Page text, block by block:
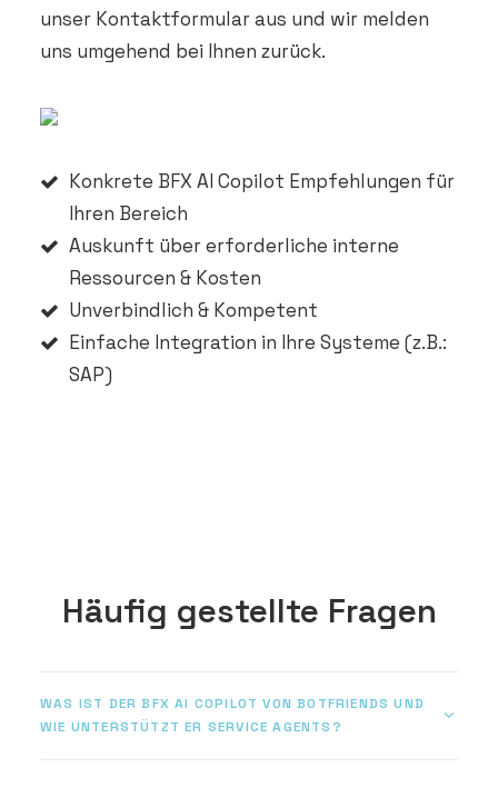
unser Kontaktformular aus und wir melden
uns umgehend bei Ihnen zurück.
Konkrete BFX AI Copilot Empfehlungen für
Ihren Bereich
Auskunft über erforderliche interne
Ressourcen & Kosten
Unverbindlich & Kompetent
Einfache Integration in Ihre Systeme (z.B.:
SAP)
Häufig gestellte Fragen
WAS IST DER BFX AI COPILOT VON BOTFRIENDS UND
WIE UNTERSTÜTZT ER SERVICE AGENTS?